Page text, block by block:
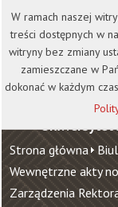
Wirtualna Uczelnia
Uniwersytet
Strona główna
Wewnętrzne akty
Zarządzenia
W ramach naszej
treści dostępnych w
witryny bez zmiany
zamieszczane w
dokonać w każdym